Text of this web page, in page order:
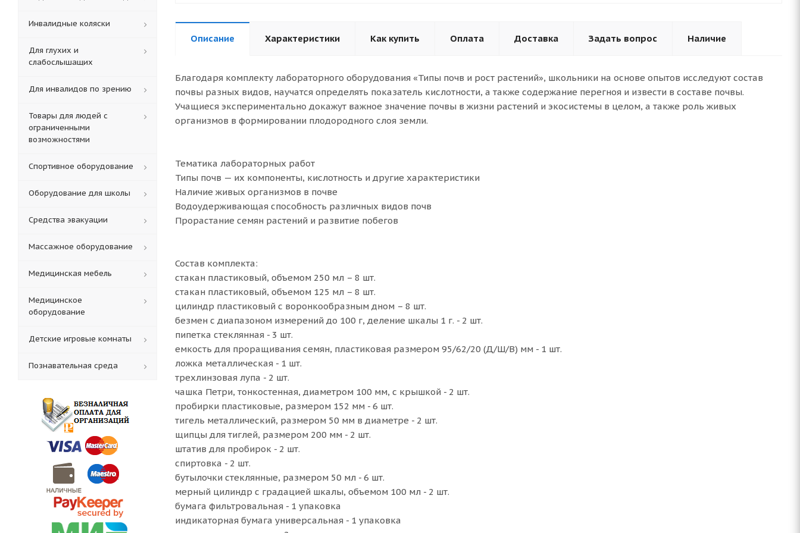
Описание Характеристики Как купить Оплата Доставка Задать вопрос Наличие
Благодаря комплекту лабораторного оборудования «Типы почв и рост растений», школьники на основе опытов исследуют состав
почвы разных видов, научатся определять показатель кислотности, а также содержание перегноя и извести в составе почвы.
Учащиеся экспериментально докажут важное значение почвы в жизни растений и экосистемы в целом, а также роль живых
организмов в формировании плодородного слоя земли.
Тематика лабораторных работ
Типы почв — их компоненты, кислотность и другие характеристики
Наличие живых организмов в почве
Водоудерживающая способность различных видов почв
Прорастание семян растений и развитие побегов
Состав комплекта:
стакан пластиковый, объемом 250 мл – 8 шт.
стакан пластиковый, объемом 125 мл – 8 шт.
цилиндр пластиковый с воронкообразным дном – 8 шт.
безмен с диапазоном измерений до 100 г, деление шкалы 1 г. - 2 шт.
пипетка стеклянная - 3 шт.
емкость для проращивания семян, пластиковая размером 95/62/20 (Д/Ш/В) мм - 1 шт.
ложка металлическая - 1 шт.
трехлинзовая лупа - 2 шт.
чашка Петри, тонкостенная, диаметром 100 мм, с крышкой - 2 шт.
пробирки пластиковые, размером 152 мм - 6 шт.
тигель металлический, размером 50 мм в диаметре - 2 шт.
щипцы для тиглей, размером 200 мм - 2 шт.
штатив для пробирок - 2 шт.
спиртовка - 2 шт.
бутылочки стеклянные, размером 50 мл - 6 шт.
мерный цилиндр с градацией шкалы, объемом 100 мл - 2 шт.
бумага фильтровальная - 1 упаковка
индикаторная бумага универсальная - 1 упаковка
Инвалидные коляски
Для глухих и
слабослышащих
Для инвалидов по зрению
Товары для людей с
ограниченными
возможностями
Спортивное оборудование
Оборудование для школы
Средства эвакуации
Массажное оборудование
Медицинская мебель
Медицинское
оборудование
Детские игровые комнаты
Познавательная среда